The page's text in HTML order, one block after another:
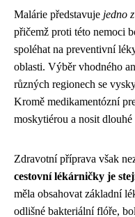
Malárie představuje jedno
přičemž proti této nemoci
spoléhat na preventivní
oblasti. Výběr vhodného
různých regionech se
Kromě medikamentózní
moskytiérou a nosit
Zdravotní příprava však
cestovní lékárničky je
měla obsahovat základní
odlišné bakteriální flóře,